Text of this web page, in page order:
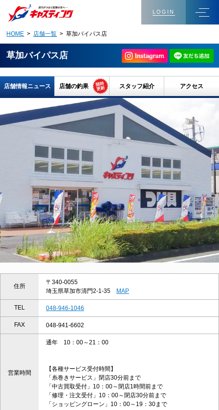
LOGIN
HOME > 店舗一覧 > 草加バイパス店
草加バイパス店
店舗情報ニュース 店舗の釣果 スタッフ紹介 アクセス
住所
〒340-0055
埼玉県草加市清門2-1-35
MAP
TEL 048-946-1046
FAX 048-941-6602
営業時間
通年 10：00～21：00
【各種サービス受付時間】
「糸巻きサービス」閉店30分前まで
「中古買取受付」10：00～閉店1時間前まで
「修理・注文受付」10：00～閉店30分前まで
「ショッピングローン」10：00～19：30まで